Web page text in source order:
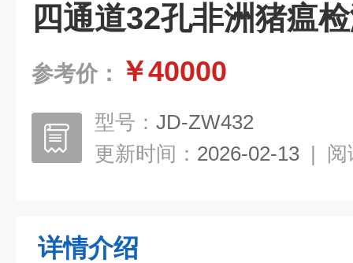
四通道32孔非洲猪瘟
参考价： ￥40000
型号： JD-ZW432
更新时间： 2026-02-13 | 阅
详情介绍